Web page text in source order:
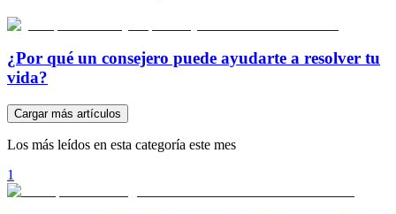
¿Por qué un consejero puede ayudarte a resolver tu
vida?
Cargar más artículos
Los más leídos en esta categoría este mes
1